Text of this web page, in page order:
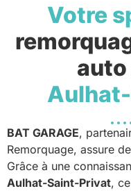
Votre
auto
BAT GARAGE,
Remorquage, assure
Grâce à une
Aulhat-Saint-Privat,